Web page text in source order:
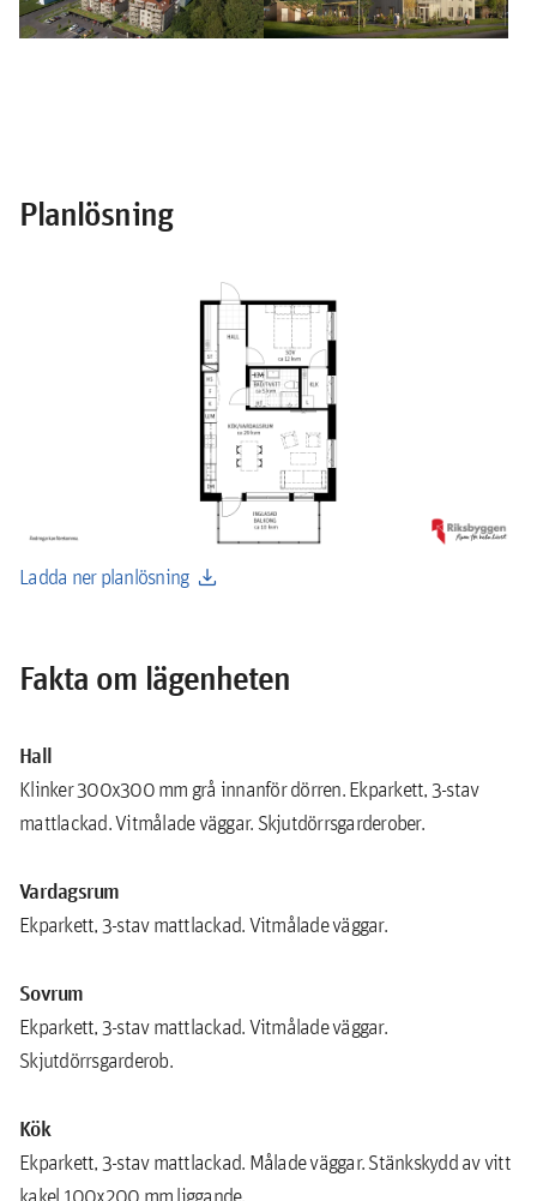
Planlösning
Ladda ner planlösning download
Fakta om lägenheten
Hall
Klinker 300x300 mm grå innanför dörren. Ekparkett, 3-stav
mattlackad. Vitmålade väggar. Skjutdörrsgarderober.
Vardagsrum
Ekparkett, 3-stav mattlackad. Vitmålade väggar.
Sovrum
Ekparkett, 3-stav mattlackad. Vitmålade väggar.
Skjutdörrsgarderob.
Kök
Ekparkett, 3-stav mattlackad. Målade väggar. Stänkskydd av vitt
kakel 100x200 mm liggande.